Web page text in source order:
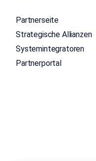
Partnerseite
Strategische Allianzen
Systemintegratoren
Partnerportal